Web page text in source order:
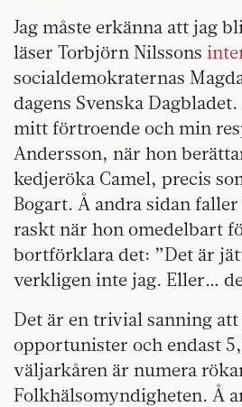
Jag måste erkänna att jag
läser Torbjörn Nilssons
socialdemokraternas
dagens Svenska
mitt förtroende och min
Andersson, när hon
kedjeröka Camel, precis
Bogart. Å andra sidan
raskt när hon omedelbart
bortförklara det: ”Det är
verkligen inte jag. Eller…
Det är en trivial sanning
opportunister och endast
väljarkåren är numera
Folkhälsomyndigheten. Å